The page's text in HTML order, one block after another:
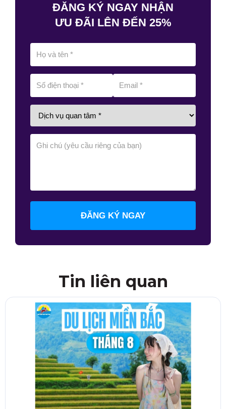
ĐĂNG KÝ NGAY NHẬN
ƯU ĐÃI LÊN ĐẾN 25%
ĐĂNG KÝ NGAY
Tin liên quan